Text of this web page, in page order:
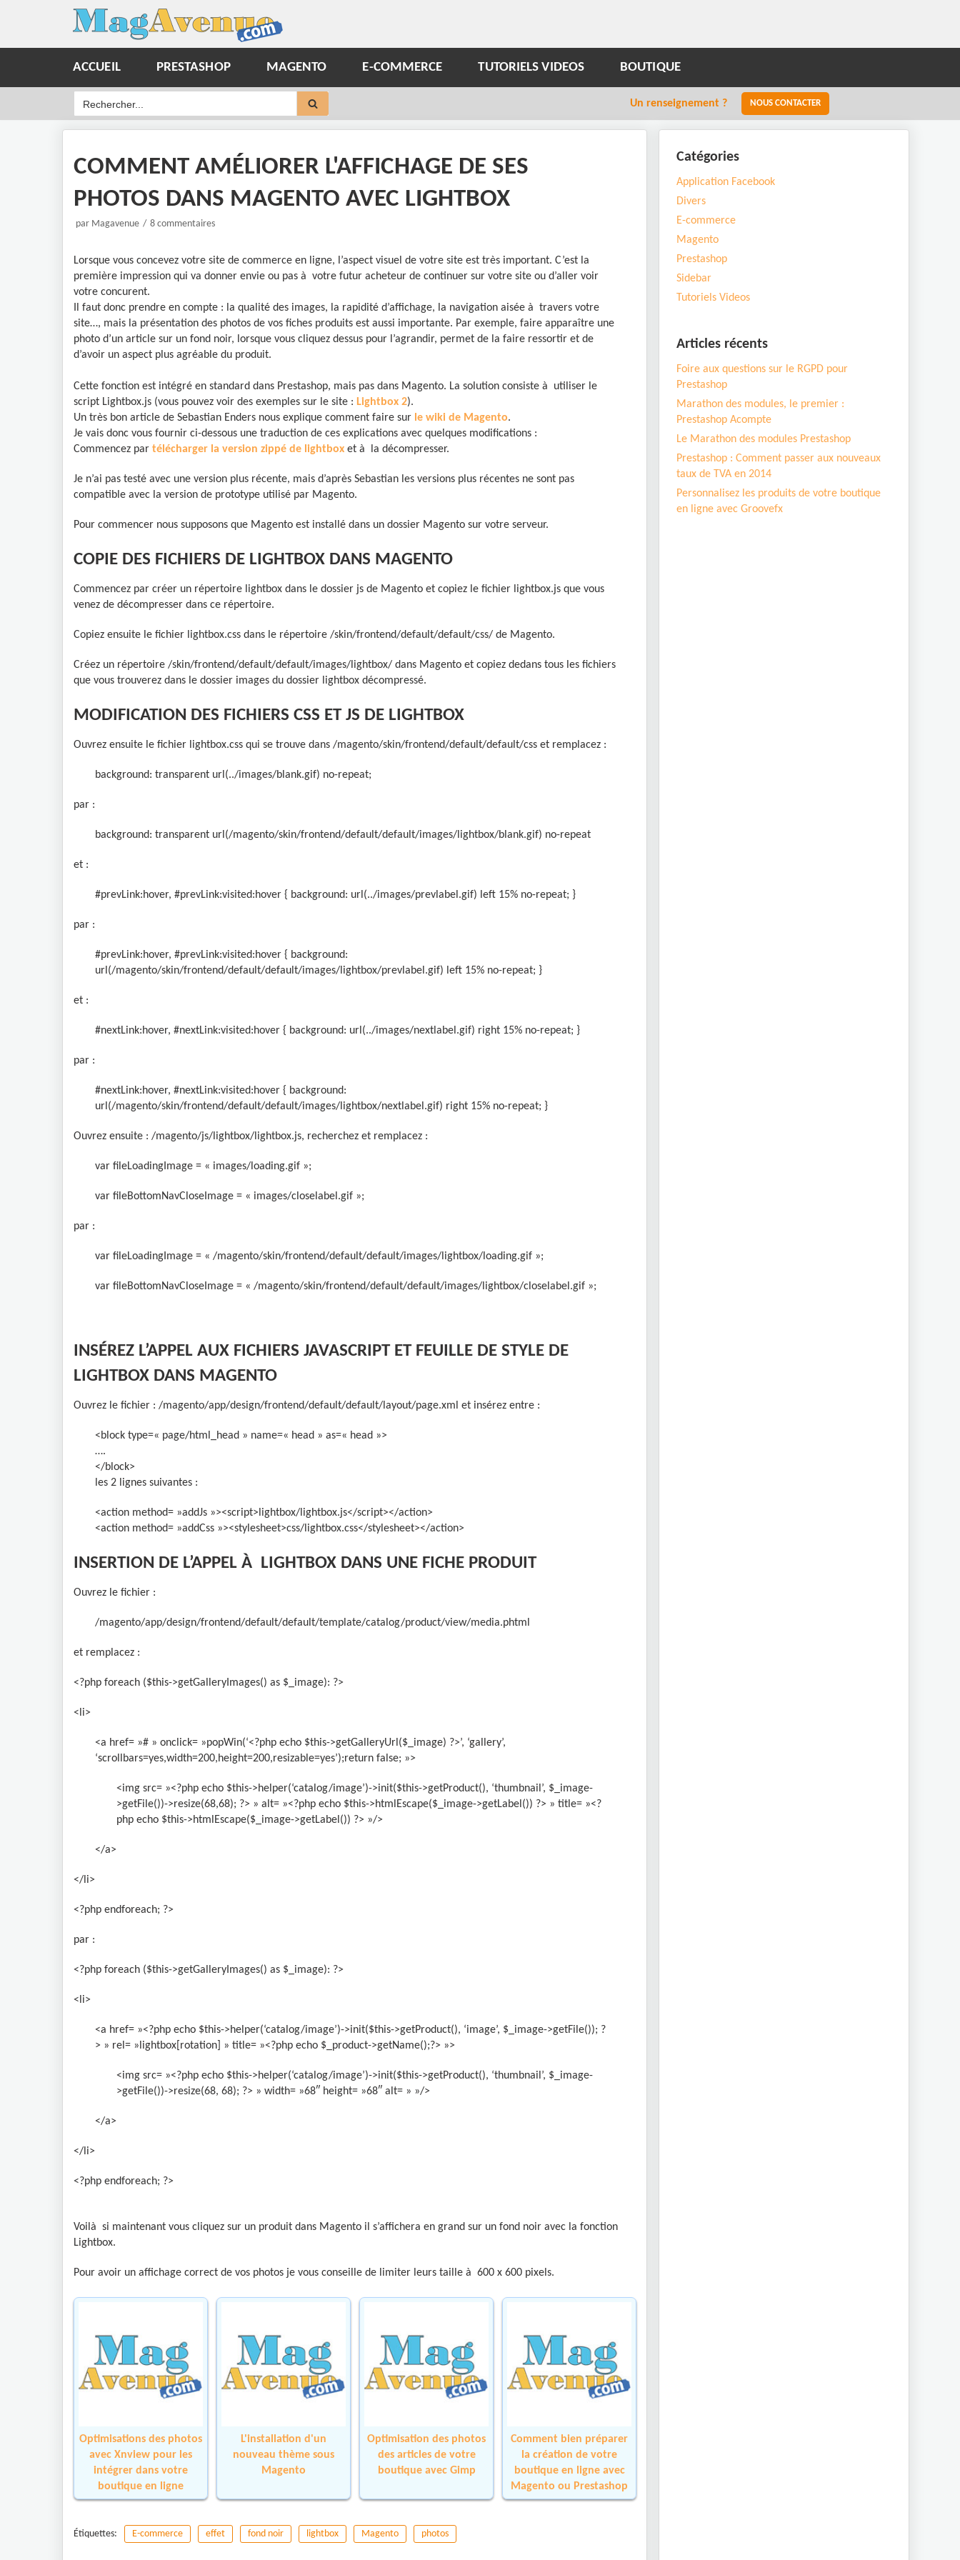
contenu
ACCUEIL PRESTASHOP MAGENTO E-COMMERCE TUTORIELS VIDEOS BOUTIQUE
Un renseignement ? NOUS CONTACTER
COMMENT AMÉLIORER L'AFFICHAGE DE SES
PHOTOS DANS MAGENTO AVEC LIGHTBOX
par Magavenue 8 commentaires
Lorsque vous concevez votre site de commerce en ligne, l’aspect visuel de votre site est très important. C’est la
première impression qui va donner envie ou pas à votre futur acheteur de continuer sur votre site ou d’aller voir
votre concurent.
Il faut donc prendre en compte : la qualité des images, la rapidité d’affichage, la navigation aisée à travers votre
site…, mais la présentation des photos de vos fiches produits est aussi importante. Par exemple, faire apparaître une
photo d’un article sur un fond noir, lorsque vous cliquez dessus pour l’agrandir, permet de la faire ressortir et de
d’avoir un aspect plus agréable du produit.
Cette fonction est intégré en standard dans Prestashop, mais pas dans Magento. La solution consiste à utiliser le
script Lightbox.js (vous pouvez voir des exemples sur le site : Lightbox 2).
Un très bon article de Sebastian Enders nous explique comment faire sur le wiki de Magento.
Je vais donc vous fournir ci-dessous une traduction de ces explications avec quelques modifications :
Commencez par télécharger la version zippé de lightbox et à la décompresser.
Je n’ai pas testé avec une version plus récente, mais d’après Sebastian les versions plus récentes ne sont pas
compatible avec la version de prototype utilisé par Magento.
Pour commencer nous supposons que Magento est installé dans un dossier Magento sur votre serveur.
COPIE DES FICHIERS DE LIGHTBOX DANS MAGENTO
Commencez par créer un répertoire lightbox dans le dossier js de Magento et copiez le fichier lightbox.js que vous
venez de décompresser dans ce répertoire.
Copiez ensuite le fichier lightbox.css dans le répertoire /skin/frontend/default/default/css/ de Magento.
Créez un répertoire /skin/frontend/default/default/images/lightbox/ dans Magento et copiez dedans tous les fichiers
que vous trouverez dans le dossier images du dossier lightbox décompressé.
MODIFICATION DES FICHIERS CSS ET JS DE LIGHTBOX
Ouvrez ensuite le fichier lightbox.css qui se trouve dans /magento/skin/frontend/default/default/css et remplacez :
background: transparent url(../images/blank.gif) no-repeat;
par :
background: transparent url(/magento/skin/frontend/default/default/images/lightbox/blank.gif) no-repeat
et :
#prevLink:hover, #prevLink:visited:hover { background: url(../images/prevlabel.gif) left 15% no-repeat; }
par :
#prevLink:hover, #prevLink:visited:hover { background:
url(/magento/skin/frontend/default/default/images/lightbox/prevlabel.gif) left 15% no-repeat; }
et :
#nextLink:hover, #nextLink:visited:hover { background: url(../images/nextlabel.gif) right 15% no-repeat; }
par :
#nextLink:hover, #nextLink:visited:hover { background:
url(/magento/skin/frontend/default/default/images/lightbox/nextlabel.gif) right 15% no-repeat; }
Ouvrez ensuite : /magento/js/lightbox/lightbox.js, recherchez et remplacez :
var fileLoadingImage = « images/loading.gif »;
var fileBottomNavCloseImage = « images/closelabel.gif »;
par :
var fileLoadingImage = « /magento/skin/frontend/default/default/images/lightbox/loading.gif »;
var fileBottomNavCloseImage = « /magento/skin/frontend/default/default/images/lightbox/closelabel.gif »;
INSÉREZ L’APPEL AUX FICHIERS JAVASCRIPT ET FEUILLE DE STYLE DE
LIGHTBOX DANS MAGENTO
Ouvrez le fichier : /magento/app/design/frontend/default/default/layout/page.xml et insérez entre :
<block type=« page/html_head » name=« head » as=« head »>
….
</block>
les 2 lignes suivantes :
<action method= »addJs »><script>lightbox/lightbox.js</script></action>
<action method= »addCss »><stylesheet>css/lightbox.css</stylesheet></action>
INSERTION DE L’APPEL À LIGHTBOX DANS UNE FICHE PRODUIT
Ouvrez le fichier :
/magento/app/design/frontend/default/default/template/catalog/product/view/media.phtml
et remplacez :
<?php foreach ($this->getGalleryImages() as $_image): ?>
<li>
<a href= »# » onclick= »popWin(‘<?php echo $this->getGalleryUrl($_image) ?>’, ‘gallery’,
‘scrollbars=yes,width=200,height=200,resizable=yes’);return false; »>
<img src= »<?php echo $this->helper(‘catalog/image’)->init($this->getProduct(), ‘thumbnail’, $_image-
>getFile())->resize(68,68); ?> » alt= »<?php echo $this->htmlEscape($_image->getLabel()) ?> » title= »<?
php echo $this->htmlEscape($_image->getLabel()) ?> »/>
</a>
</li>
<?php endforeach; ?>
par :
<?php foreach ($this->getGalleryImages() as $_image): ?>
<li>
<a href= »<?php echo $this->helper(‘catalog/image’)->init($this->getProduct(), ‘image’, $_image->getFile()); ?
> » rel= »lightbox[rotation] » title= »<?php echo $_product->getName();?> »>
<img src= »<?php echo $this->helper(‘catalog/image’)->init($this->getProduct(), ‘thumbnail’, $_image-
>getFile())->resize(68, 68); ?> » width= »68″ height= »68″ alt= » »/>
</a>
</li>
<?php endforeach; ?>
Voilà si maintenant vous cliquez sur un produit dans Magento il s’affichera en grand sur un fond noir avec la fonction
Lightbox.
Pour avoir un affichage correct de vos photos je vous conseille de limiter leurs taille à 600 x 600 pixels.
Optimisations des photos
avec Xnview pour les
intégrer dans votre
boutique en ligne
L'installation d'un
nouveau thème sous
Magento
Optimisation des photos
des articles de votre
boutique avec Gimp
Comment bien préparer
la création de votre
boutique en ligne avec
Magento ou Prestashop
Étiquettes: E-commerce effet fond noir lightbox Magento photos
Catégories
Application Facebook
Divers
E-commerce
Magento
Prestashop
Sidebar
Tutoriels Videos
Articles récents
Foire aux questions sur le RGPD pour
Prestashop
Marathon des modules, le premier :
Prestashop Acompte
Le Marathon des modules Prestashop
Prestashop : Comment passer aux nouveaux
taux de TVA en 2014
Personnalisez les produits de votre boutique
en ligne avec Groovefx